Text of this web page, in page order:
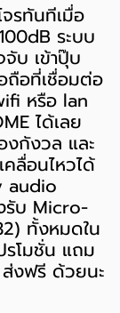
รทันทีเมื่อ
ระบบ
บ เข้าปุ๊บ
ถือที่เชื่อมต่อ
หรือ lan
ได้เลย
งกังวล และ
ลื่อนไหวได้
audio
รับ Micro-
ทั้งหมดใน
โมชั่น แถม
งฟรี ด้วยนะ